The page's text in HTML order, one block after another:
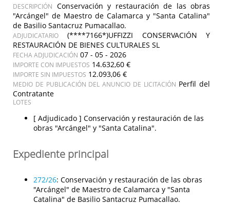
DESCRIPCIÓN
Conservación y restauración de las obras
"Arcángel" de Maestro de Calamarca y "Santa Catalina"
de Basilio Santacruz Pumacallao.
ADJUDICATARIO
(****7166*)UFFIZZI CONSERVACIÓN Y
RESTAURACIÓN DE BIENES CULTURALES SL
FECHA ADJUDICACIÓN 07 - 05 - 2026
IMPORTE CON IMPUESTOS 14.632,60 €
IMPORTE SIN IMPUESTOS 12.093,06 €
MEDIO DE PUBLICACIÓN DEL ANUNCIO DE LICITACIÓN Perfil del
Contratante
LOTES
[ Adjudicado ] Conservación y restauración de las
obras "Arcángel" y "Santa Catalina".
Expediente principal
272/26: Conservación y restauración de las obras
"Arcángel" de Maestro de Calamarca y "Santa
Catalina" de Basilio Santacruz Pumacallao.